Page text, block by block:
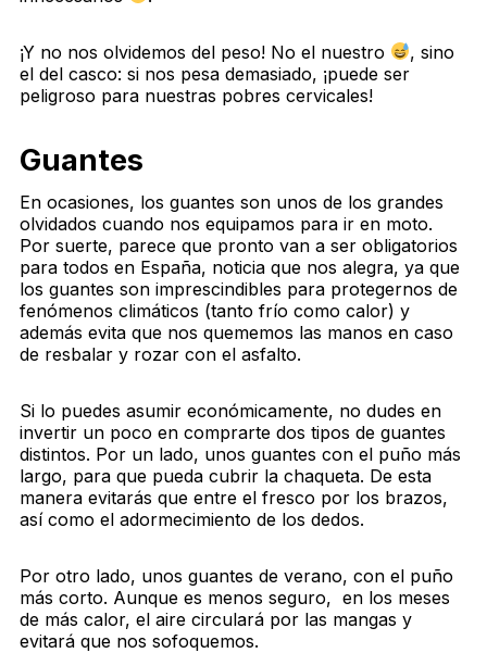
¡Y no nos olvidemos del peso! No el nuestro
, sino
el del casco: si nos pesa demasiado, ¡puede ser
peligroso para nuestras pobres cervicales!
Guantes
En ocasiones, los guantes son unos de los grandes
olvidados cuando nos equipamos para ir en moto.
Por suerte, parece que pronto van a ser obligatorios
para todos en España, noticia que nos alegra, ya que
los guantes son imprescindibles para protegernos de
fenómenos climáticos (tanto frío como calor) y
además evita que nos quememos las manos en caso
de resbalar y rozar con el asfalto.
Si lo puedes asumir económicamente, no dudes en
invertir un poco en comprarte dos tipos de guantes
distintos. Por un lado, unos guantes con el puño más
largo, para que pueda cubrir la chaqueta. De esta
manera evitarás que entre el fresco por los brazos,
así como el adormecimiento de los dedos.
Por otro lado, unos guantes de verano, con el puño
más corto. Aunque es menos seguro, en los meses
de más calor, el aire circulará por las mangas y
evitará que nos sofoquemos.